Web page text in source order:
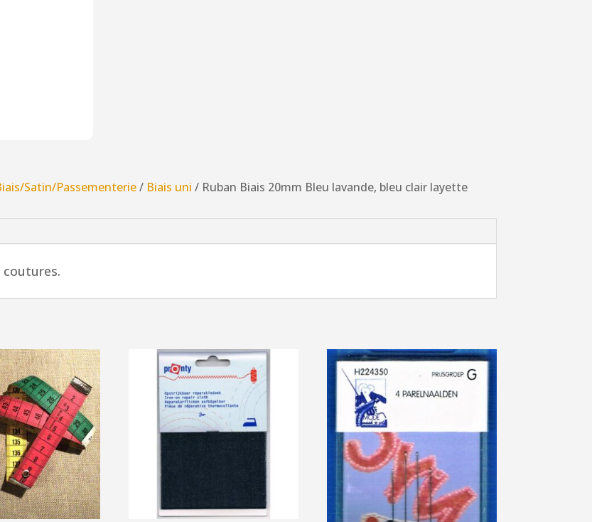
Satin/Passementerie/ Biais uni / Ruban Biais 20mm Bleu lavande, bleu clair layette
coutures.